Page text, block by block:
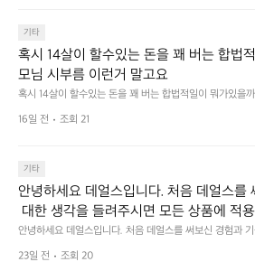
기타
혹시 14살이 할수있는 돈을 꽤 버는 합법
모님 시부름 이런거 말고요
혹시 14살이 할수있는 돈을 꽤 버는 합법적일이 뭐가있을
16일 전
조회 21
기타
안녕하세요 데얼스입니다. 처음 데얼스를
대한 생각을 들려주시면 모든 상품에 적
쿠폰을 드립니다.  1분이면 끝낼 수 있으
가세요 :)  하기의 링크 클릭 후 작성하시
안녕하세요 데얼스입니다. 처음 데얼스를 써보신 경험과
든 상품에 적용할 수 있는 10% 할인 쿠폰을 드립니다.  1
23일 전 조회 20